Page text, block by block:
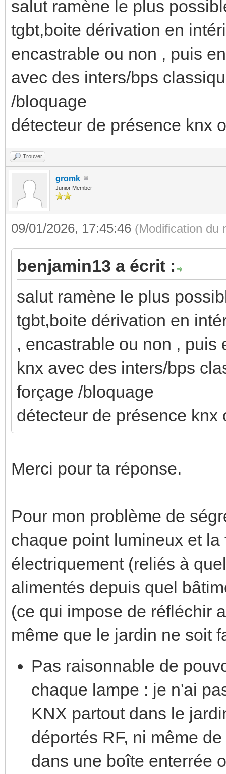
salut ramène le plus
tgbt,boite dérivation en
encastrable ou non , puis
avec des inters/bps
/bloquage
détecteur de présence knx
Trouver
gromk
Junior Member
09/01/2026, 17:45:46 (Modification du
benjamin13 a écrit :
salut ramène le plus
tgbt,boite dérivation en
, encastrable ou non ,
knx avec des inters/bps
forçage /bloquage
détecteur de présence
Merci pour ta réponse.
Pour mon problème de
chaque point lumineux et
électriquement (reliés à
alimentés depuis quel
(ce qui impose de réfléchir
même que le jardin ne soit
Pas raisonnable de
chaque lampe : je n'ai
KNX partout dans le
déportés RF, ni même
dans une boîte enterrée